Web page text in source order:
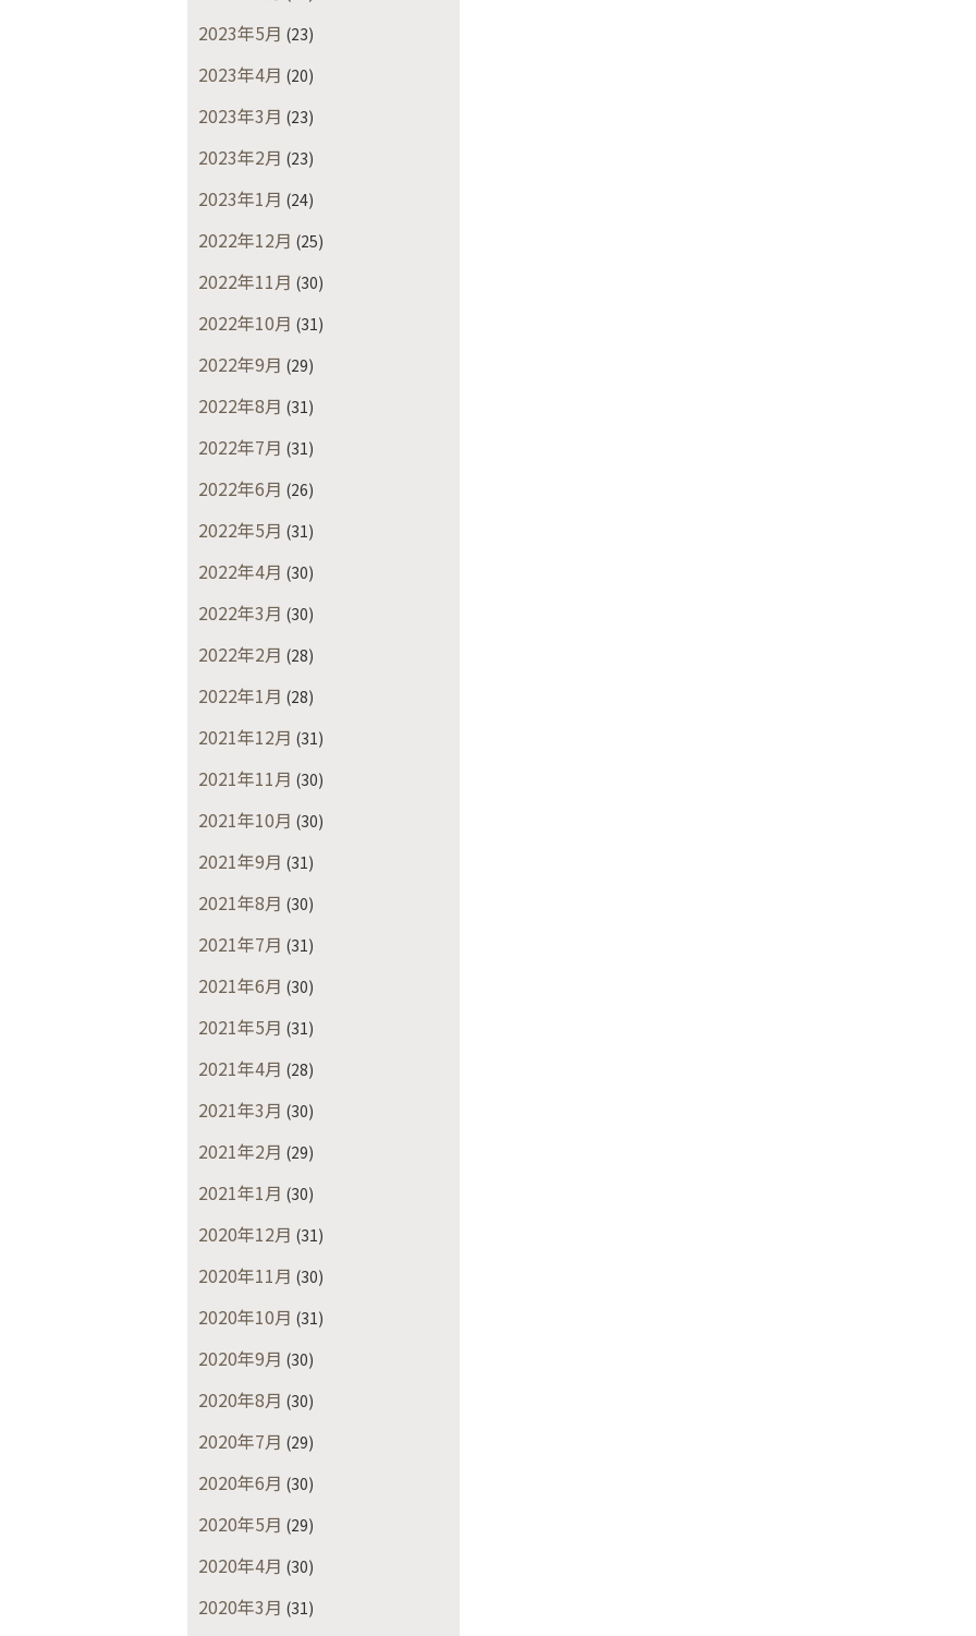
2023年5月 (23)
2023年4月 (20)
2023年3月 (23)
2023年2月 (23)
2023年1月 (24)
2022年12月 (25)
2022年11月 (30)
2022年10月 (31)
2022年9月 (29)
2022年8月 (31)
2022年7月 (31)
2022年6月 (26)
2022年5月 (31)
2022年4月 (30)
2022年3月 (30)
2022年2月 (28)
2022年1月 (28)
2021年12月 (31)
2021年11月 (30)
2021年10月 (30)
2021年9月 (31)
2021年8月 (30)
2021年7月 (31)
2021年6月 (30)
2021年5月 (31)
2021年4月 (28)
2021年3月 (30)
2021年2月 (29)
2021年1月 (30)
2020年12月 (31)
2020年11月 (30)
2020年10月 (31)
2020年9月 (30)
2020年8月 (30)
2020年7月 (29)
2020年6月 (30)
2020年5月 (29)
2020年4月 (30)
2020年3月 (31)